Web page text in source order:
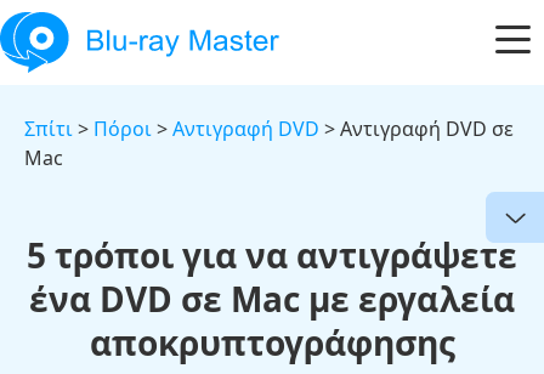
Σπίτι> Πόροι>Αντιγραφή DVD > Αντιγραφή DVD σε
Mac
5 τρόποι για να αντιγράψετε
ένα DVD σε Mac με εργαλεία
αποκρυπτογράφησης